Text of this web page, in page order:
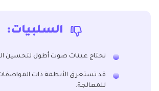
السلبيات:
تحتاج عينات صوت أطول لتحسين
قد تستغرق الأنظمة ذات
للمعالجة.